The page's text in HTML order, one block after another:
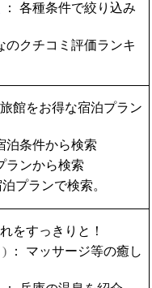
： 各種条件で絞り込み
のクチコミ評価ランキ
館をお得な宿泊プラン
泊条件から検索
ランから検索
プランで検索。
をすっきりと！
) ： マッサージ等の癒し